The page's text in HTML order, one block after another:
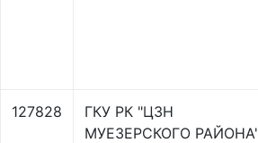
127828
ГКУ РК "ЦЗН
МУЕЗЕРСКОГО